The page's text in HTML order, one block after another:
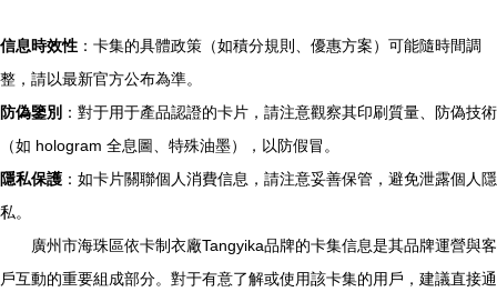
信息時效性 ：卡集的具體政策（如積分規則、優惠方案）可能隨時間調
整，請以最新官方公布為準。
防偽鑒別 ：對于用于產品認證的卡片，請注意觀察其印刷質量、防偽技術
（如 hologram 全息圖、特殊油墨），以防假冒。
隱私保護 ：如卡片關聯個人消費信息，請注意妥善保管，避免泄露個人隱
私。
廣州市海珠區依卡制衣廠Tangyika品牌的卡集信息是其品牌運營與客
戶互動的重要組成部分。對于有意了解或使用該卡集的用戶，建議直接通